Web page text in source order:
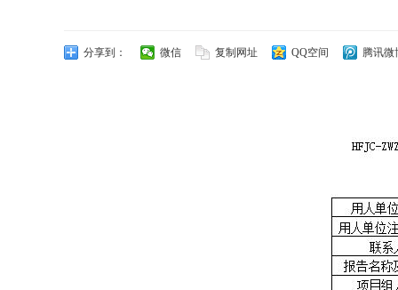
分享到： 微信 复制网址 QQ空间 腾讯微